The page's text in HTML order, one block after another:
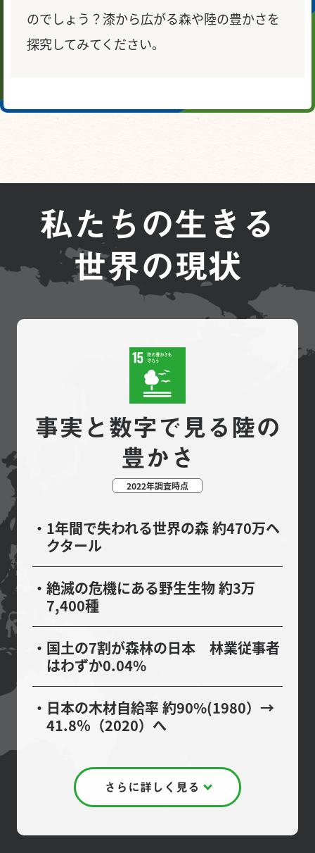
のでしょう？漆から広がる森や陸の豊かさを
探究してみてください。
私たちの生きる
世界の現状
事実と数字で見る陸の
豊かさ
2022年調査時点
1年間で失われる世界の森 約470万ヘ
クタール
絶滅の危機にある野生生物 約3万
7,400種
国土の7割が森林の日本 林業従事者
はわずか0.04%
日本の木材自給率 約90%(1980）→
41.8％（2020）へ
さらに詳しく見る